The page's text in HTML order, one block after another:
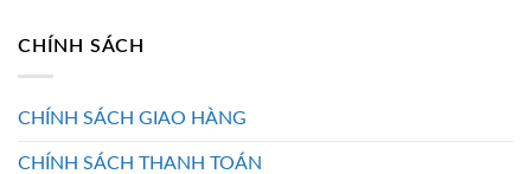
CHÍNH SÁCH
CHÍNH SÁCH GIAO HÀNG
CHÍNH SÁCH THANH TOÁN